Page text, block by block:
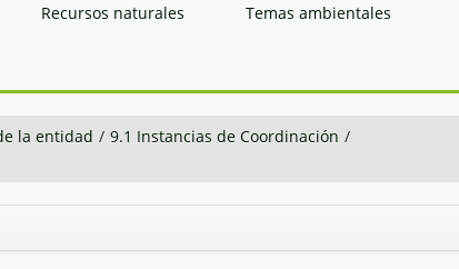
Recursos naturales Temas ambientales
la entidad / 9.1 Instancias de Coordinación /